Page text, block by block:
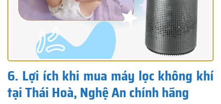
6. Lợi ích khi mua máy lọc không khí
tại Thái Hoà, Nghệ An chính hãng